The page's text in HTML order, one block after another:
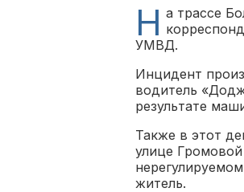
Н а трассе
УМВД.
Инцидент
водитель
результате
Также в этот
улице
житель.